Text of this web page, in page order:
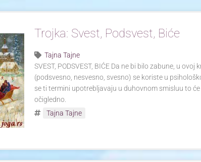
Trojka: Svest, Podsvest, Biće
Tajna Tajne
SVEST, PODSVEST, BIĆE Da ne bi bilo zabune, u
(podsvesno, nesvesno, svesno) se koriste u
se ti termini upotrebljavaju u duhovnom smisluu to
očigledno.
Tajna Tajne